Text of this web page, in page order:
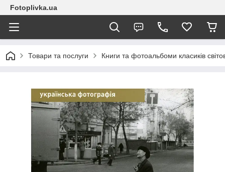
Fotoplivka.ua
Товари та послуги Книги та фотоальбоми класиків